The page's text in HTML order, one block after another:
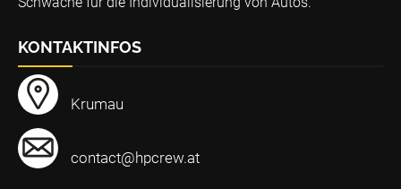
KONTAKTINFOS
Krumau
contact@hpcrew.at